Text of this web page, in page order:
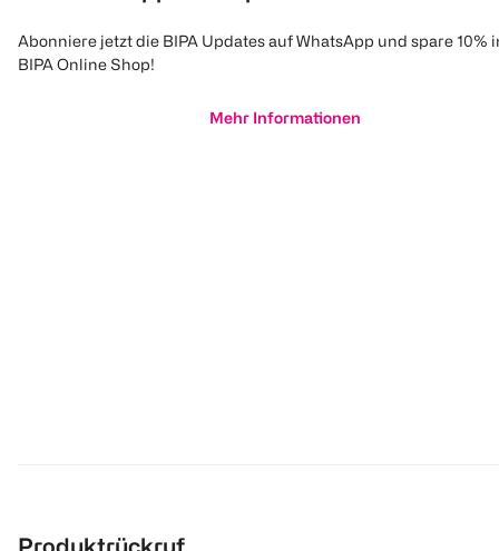
1
Quantity: 1
Abonniere jetzt die BIPA Updates auf WhatsApp und spare 10%
BIPA Online Shop!
Mehr Informationen
Produktrückruf